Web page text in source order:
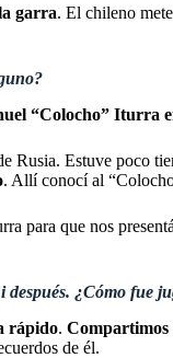
garra. El chileno
“Colocho” Iturra
Rusia. Estuve poco
. Allí conocí al
para que nos
¿Cómo fue
rápido. Compartimos
de él.